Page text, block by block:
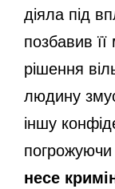
діяла під
позбавив
рішення
людину
іншу
несе